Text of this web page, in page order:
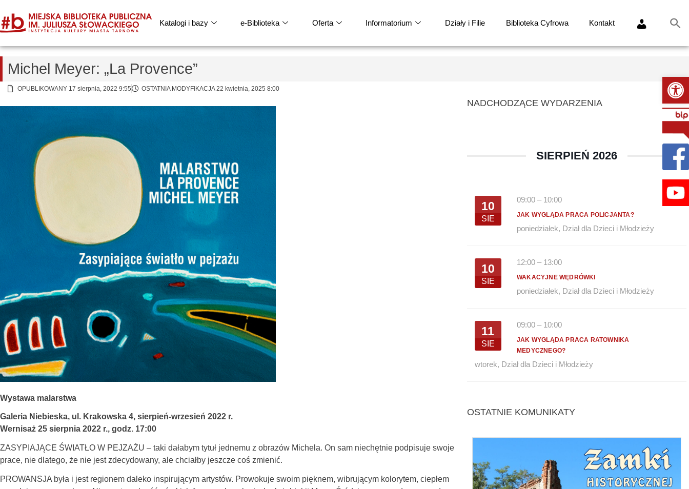
Katalogi i bazy e-Biblioteka Oferta Informatorium Działy i Filie Biblioteka Cyfrowa Kontakt
Michel Meyer: „La Provence”
OPUBLIKOWANY 17 sierpnia, 2022 9:55 OSTATNIA MODYFIKACJA 22 kwietnia, 2025 8:00
Wystawa malarstwa
Galeria Niebieska, ul. Krakowska 4, sierpień-wrzesień 2022 r.
Wernisaż 25 sierpnia 2022 r., godz. 17:00
ZASYPIAJĄCE ŚWIATŁO W PEJZAŻU – taki dałabym tytuł jednemu z obrazów Michela. On sam niechętnie podpisuje swoje
prace, nie dlatego, że nie jest zdecydowany, ale chciałby jeszcze coś zmienić.
PROWANSJA była i jest regionem daleko inspirującym artystów. Prowokuje swoim pięknem, wibrującym kolorytem, ciepłem
NADCHODZĄCE WYDARZENIA
SIERPIEŃ 2026
10
SIE
09:00– 10:00
JAK WYGLĄDA PRACA POLICJANTA?
poniedziałek, Dział dla Dzieci i Młodzieży
10
SIE
12:00– 13:00
WAKACYJNE WĘDRÓWKI
poniedziałek, Dział dla Dzieci i Młodzieży
11
SIE
09:00– 10:00
JAK WYGLĄDA PRACA RATOWNIKA
MEDYCZNEGO?
wtorek, Dział dla Dzieci i Młodzieży
OSTATNIE KOMUNIKATY